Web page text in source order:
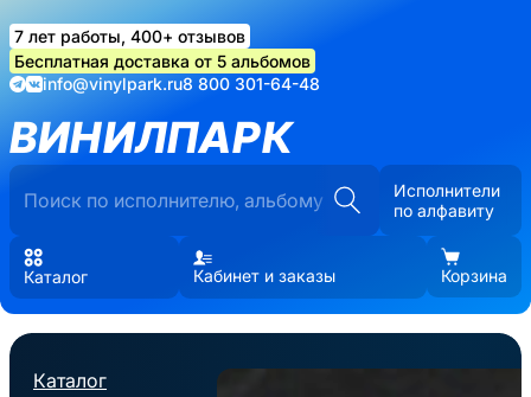
7 лет работы, 400+ отзывов
Бесплатная доставка от 5 альбомов
info@vinylpark.ru8 800 301-64-48
ВИНИЛПАРК
Исполнители
по алфавиту
Каталог Кабинет и заказы Корзина
Каталог